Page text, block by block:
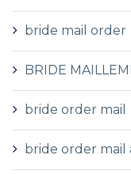
bride mail order
BRIDE
bride order mail
bride order mail